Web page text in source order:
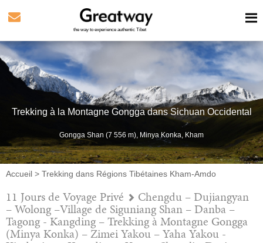
the way to experience authentic Tibet
Trekking à la Montagne Gongga dans Sichuan Occidental
Gongga Shan (7 556 m), Minya Konka, Kham
Accueil > Trekking dans Régions Tibétaines Kham-Amdo
11 Jours de Voyage Privé Chengdu – Dujiangyan
– Wolong –Village de Siguniang Shan – Danba –
Tagong - Kangding – Trekking à Montagne Gongga
(Minya Konka) – Zimei Yakou – Yaha Yakou -